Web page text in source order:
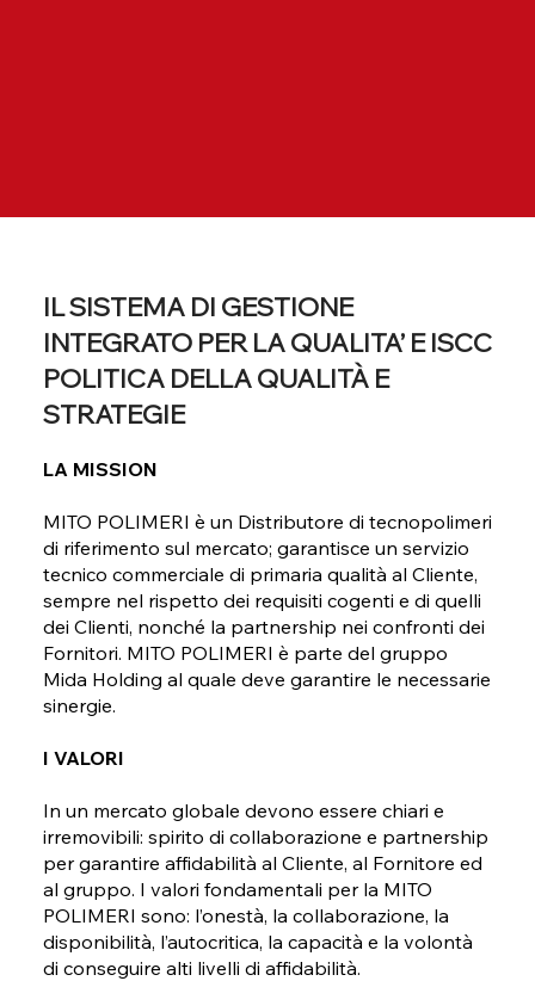
IL SISTEMA DI GESTIONE
INTEGRATO PER LA QUALITA’ E ISCC
POLITICA DELLA QUALITÀ E
STRATEGIE
LA MISSION
MITO POLIMERI è un Distributore di tecnopolimeri
di riferimento sul mercato; garantisce un servizio
tecnico commerciale di primaria qualità al Cliente,
sempre nel rispetto dei requisiti cogenti e di quelli
dei Clienti, nonché la partnership nei confronti dei
Fornitori. MITO POLIMERI è parte del gruppo
Mida Holding al quale deve garantire le necessarie
sinergie.
I VALORI
In un mercato globale devono essere chiari e
irremovibili: spirito di collaborazione e partnership
per garantire affidabilità al Cliente, al Fornitore ed
al gruppo. I valori fondamentali per la MITO
POLIMERI sono: l’onestà, la collaborazione, la
disponibilità, l’autocritica, la capacità e la volontà
di conseguire alti livelli di affidabilità.